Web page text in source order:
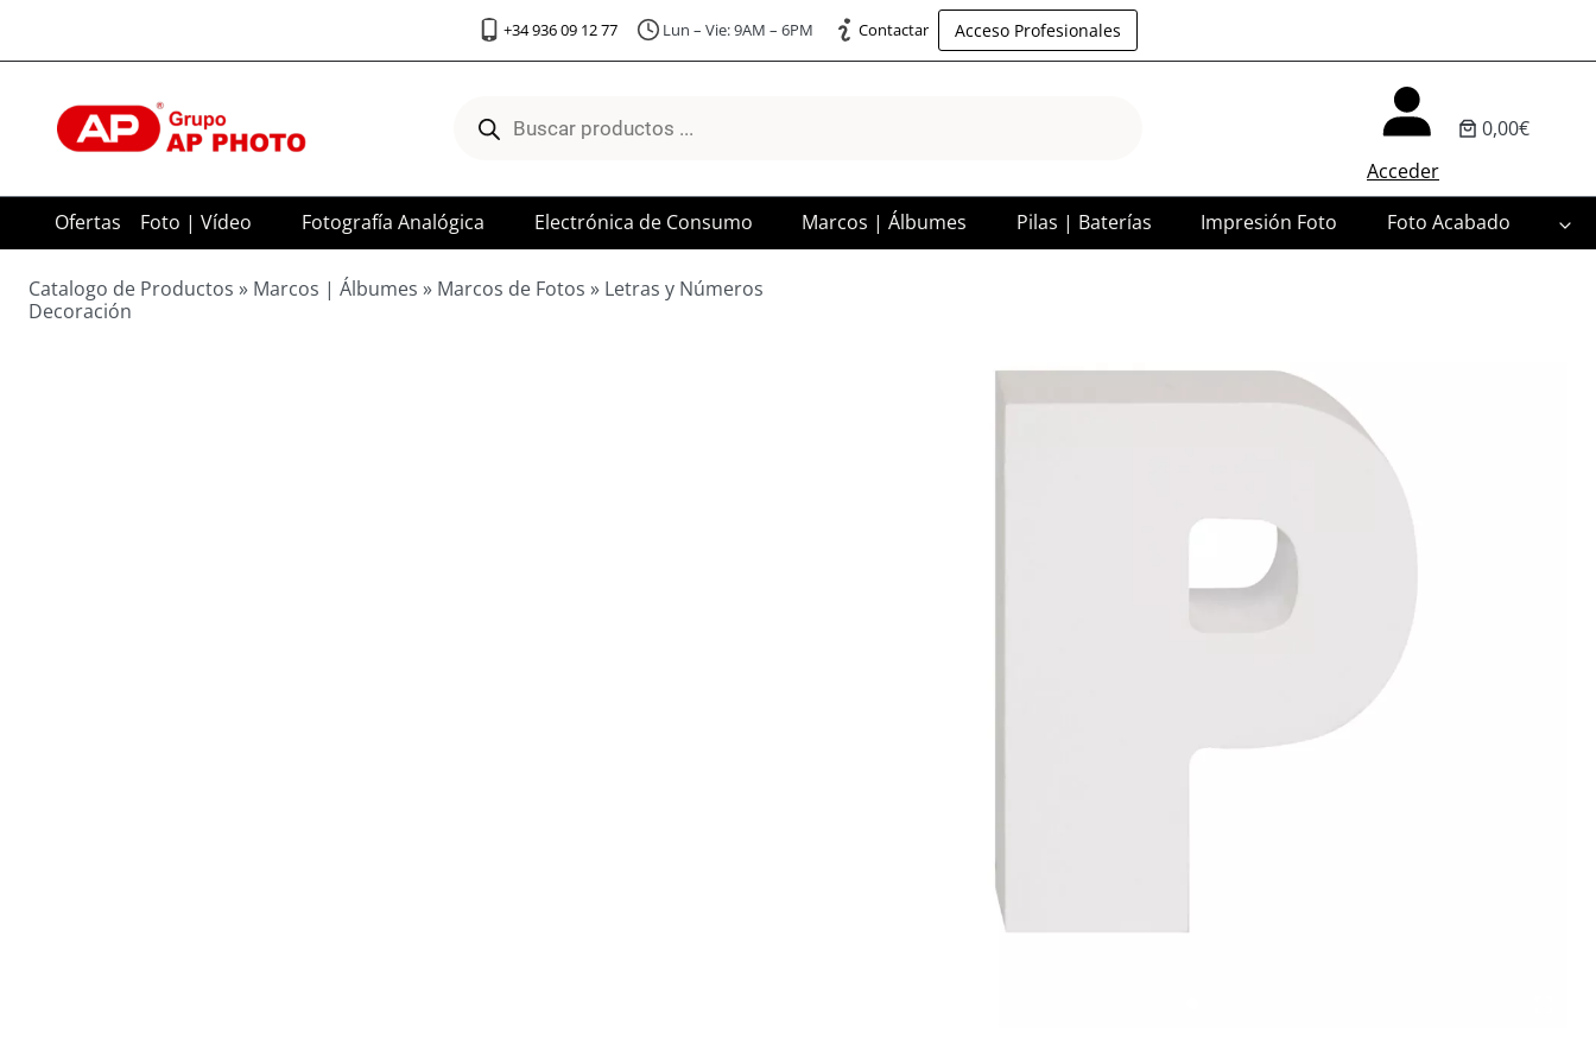
+34 936 09 12 77 Lun – Vie: 9AM – 6PM Contactar Acceso Profesionales
productos
Acceder
0,00€
Ofertas Foto | Vídeo Fotografía Analógica Electrónica de Consumo Marcos | Álbumes Pilas | Baterías Impresión Foto Foto Acabado
Catalogo de Productos » Marcos | Álbumes » Marcos de Fotos » Letras y Números
Decoración